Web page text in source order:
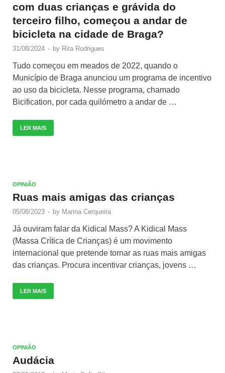
com duas crianças e grávida do
terceiro filho, começou a andar de
bicicleta na cidade de Braga?
31/08/2024 - by Rita Rodrigues
Tudo começou em meados de 2022, quando o
Município de Braga anunciou um programa de incentivo
ao uso da bicicleta. Nesse programa, chamado
Bicification, por cada quilómetro a andar de …
LER MAIS
OPINIÃO
Ruas mais amigas das crianças
05/08/2023 - by Marina Cerqueira
Já ouviram falar da Kidical Mass? A Kidical Mass
(Massa Crítica de Crianças) é um movimento
internacional que pretende tornar as ruas mais amigas
das crianças. Procura incentivar crianças, jovens …
LER MAIS
OPINIÃO
Audácia